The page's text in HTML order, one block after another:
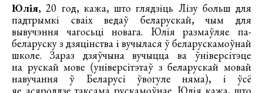
Юлія, 20 год, кажа, што глядзіць Лізу больш для
падтрымкі сваіх ведаў беларускай, чым для
вывучэння чагосьці новага. Юлія размаўляе па-
беларуску з дзяцінства і вучылася ў беларускамоўнай
школе. Зараз дзяўчына вучыцца ва ўніверсітэце
на рускай мове (універсітэтаў з беларускай мовай
навучання ў Беларусі ўвогуле няма), і ўсё
яе асяроддзе таксама рускамоўнае. Юлія кажа, што